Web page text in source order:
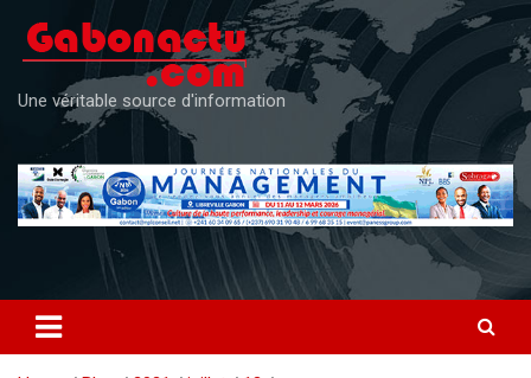
content
Une véritable source d'information